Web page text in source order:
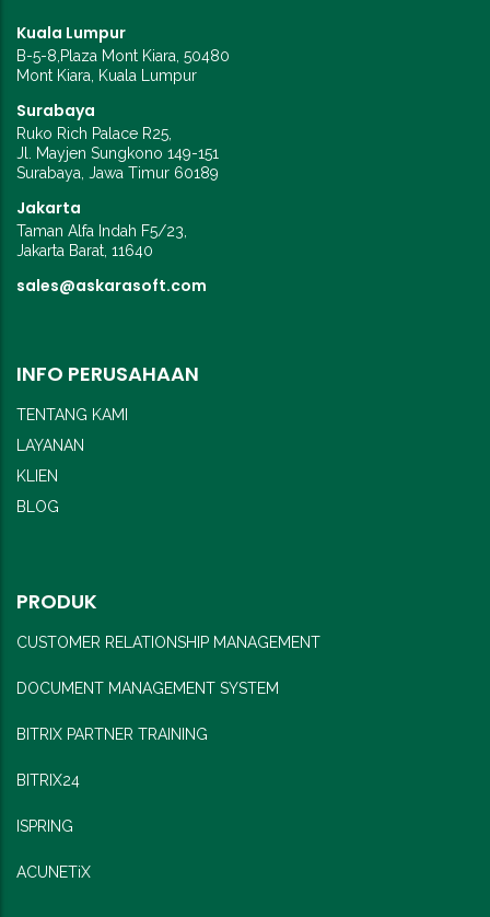
Kuala Lumpur
B-5-8,Plaza Mont Kiara, 50480
Mont Kiara, Kuala Lumpur
Surabaya
Ruko Rich Palace R25,
Jl. Mayjen Sungkono 149-151
Surabaya, Jawa Timur 60189
Jakarta
Taman Alfa Indah F5/23,
Jakarta Barat, 11640
sales@askarasoft.com
INFO PERUSAHAAN
TENTANG KAMI
LAYANAN
KLIEN
BLOG
PRODUK
CUSTOMER RELATIONSHIP MANAGEMENT
DOCUMENT MANAGEMENT SYSTEM
BITRIX PARTNER TRAINING
BITRIX24
ISPRING
ACUNETiX